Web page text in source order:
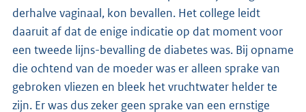
derhalve vaginaal, kon bevallen. Het college leidt
daaruit af dat de enige indicatie op dat moment voor
een tweede lijns-bevalling de diabetes was. Bij opname
die ochtend van de moeder was er alleen sprake van
gebroken vliezen en bleek het vruchtwater helder te
zijn. Er was dus zeker geen sprake van een ernstige